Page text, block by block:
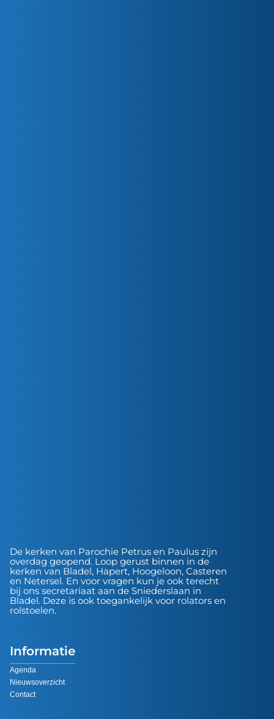
De kerken van Parochie Petrus en Paulus zijn
overdag geopend. Loop gerust binnen in de
kerken van Bladel, Hapert, Hoogeloon, Casteren
en Netersel. En voor vragen kun je ook terecht
bij ons secretariaat aan de Sniederslaan in
Bladel. Deze is ook toegankelijk voor rolators en
rolstoelen.
Informatie
Agenda
Nieuwsoverzicht
Contact